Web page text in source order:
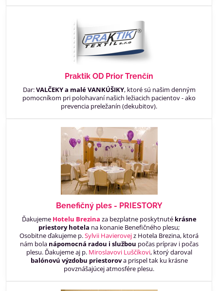
Praktik OD Prior Trenčín
Dar:VALČEKY a malé VANKÚŠIKY, ktoré sú našim denným
pomocníkom pri polohavaní našich ležiacich pacientov - ako
prevencia preležanín (dekubitov).
Benefičný ples - PRIESTORY
Ďakujeme Hotelu Brezina za bezplatne poskytnuté krásne
priestory hotela na konanie Benefičného plesu;
Osobitne ďakujeme p.Sylvii Havierovejz Hotela Brezina, ktorá
nám bola nápomocná radou i službou počas príprav i počas
plesu. Ďakujeme aj p. Miroslavovi Luščíkovi, ktorý daroval
balónovú výzdobu priestorova prispel tak ku krásne
povznášajúcej atmosfére plesu.